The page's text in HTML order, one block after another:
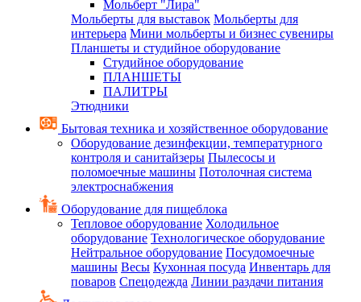
Мольберт "Лира"
Мольберты для выставок Мольберты для
интерьера Мини мольберты и бизнес сувениры
Планшеты и студийное оборудование
Студийное оборудование
ПЛАНШЕТЫ
ПАЛИТРЫ
Этюдники
Бытовая техника и хозяйственное оборудование
Оборудование дезинфекции, температурного
контроля и санитайзеры Пылесосы и
поломоечные машины Потолочная система
электроснабжения
Оборудование для пищеблока
Тепловое оборудование Холодильное
оборудование Технологическое оборудование
Нейтральное оборудование Посудомоечные
машины Весы Кухонная посуда Инвентарь для
поваров Спецодежда Линии раздачи питания